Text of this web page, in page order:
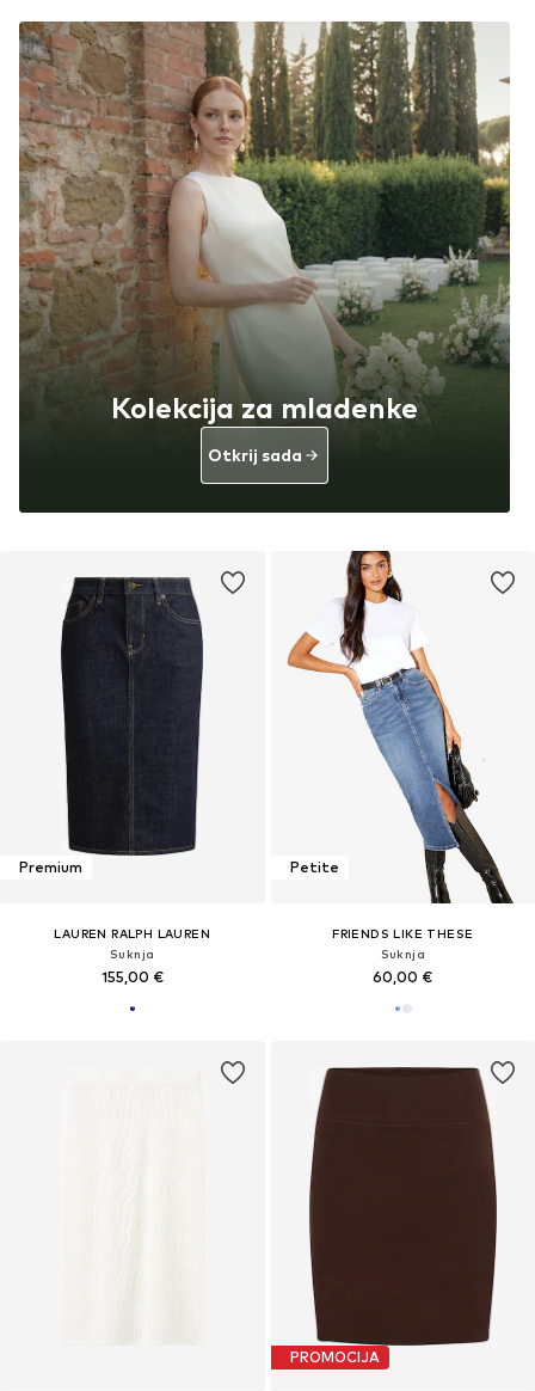
Premium
LAUREN RALPH LAUREN
Suknja
155,00 €
Petite
FRIENDS LIKE THESE
Suknja
60,00 €
PROMOCIJA
Kolekcija za mladenke
Otkrij sada